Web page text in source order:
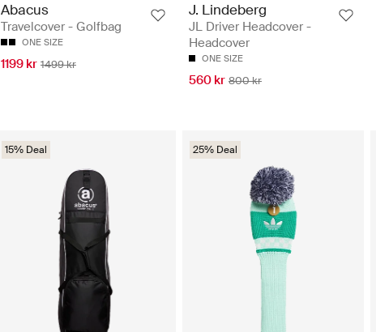
Abacus
Travelcover - Golfbag
ONE SIZE
1199 kr 1499 kr
J. Lindeberg
JL Driver Headcover -
Headcover
ONE SIZE
560 kr 800 kr
15% Deal 25% Deal